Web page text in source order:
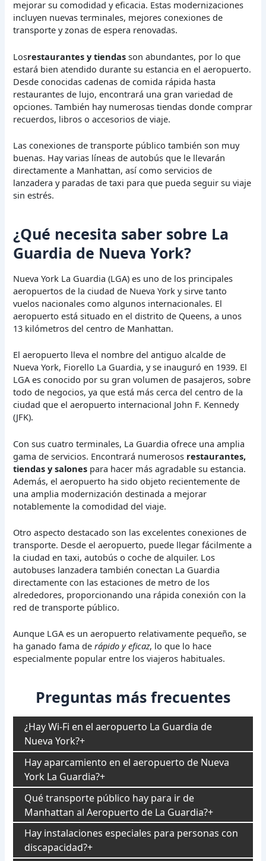
mejorar su comodidad y eficacia. Estas modernizaciones
incluyen nuevas terminales, mejores conexiones de
transporte y zonas de espera renovadas.
Losrestaurantes y tiendas son abundantes, por lo que
estará bien atendido durante su estancia en el aeropuerto.
Desde conocidas cadenas de comida rápida hasta
restaurantes de lujo, encontrará una gran variedad de
opciones. También hay numerosas tiendas donde comprar
recuerdos, libros o accesorios de viaje.
Las conexiones de transporte público también son muy
buenas. Hay varias líneas de autobús que le llevarán
directamente a Manhattan, así como servicios de
lanzadera y paradas de taxi para que pueda seguir su viaje
sin estrés.
¿Qué necesita saber sobre La
Guardia de Nueva York?
Nueva York La Guardia (LGA) es uno de los principales
aeropuertos de la ciudad de Nueva York y sirve tanto
vuelos nacionales como algunos internacionales. El
aeropuerto está situado en el distrito de Queens, a unos
13 kilómetros del centro de Manhattan.
El aeropuerto lleva el nombre del antiguo alcalde de
Nueva York, Fiorello La Guardia, y se inauguró en 1939. El
LGA es conocido por su gran volumen de pasajeros, sobre
todo de negocios, ya que está más cerca del centro de la
ciudad que el aeropuerto internacional John F. Kennedy
(JFK).
Con sus cuatro terminales, La Guardia ofrece una amplia
gama de servicios. Encontrará numerosos restaurantes,
tiendas y salones para hacer más agradable su estancia.
Además, el aeropuerto ha sido objeto recientemente de
una amplia modernización destinada a mejorar
notablemente la comodidad del viaje.
Otro aspecto destacado son las excelentes conexiones de
transporte. Desde el aeropuerto, puede llegar fácilmente a
la ciudad en taxi, autobús o coche de alquiler. Los
autobuses lanzadera también conectan La Guardia
directamente con las estaciones de metro de los
alrededores, proporcionando una rápida conexión con la
red de transporte público.
Aunque LGA es un aeropuerto relativamente pequeño, se
ha ganado fama derápido y eficaz, lo que lo hace
especialmente popular entre los viajeros habituales.
Preguntas más frecuentes
¿Hay Wi-Fi en el aeropuerto La Guardia de
Nueva York?
Hay aparcamiento en el aeropuerto de Nueva
York La Guardia?
Qué transporte público hay para ir de
Manhattan al Aeropuerto de La Guardia?
Hay instalaciones especiales para personas con
discapacidad?